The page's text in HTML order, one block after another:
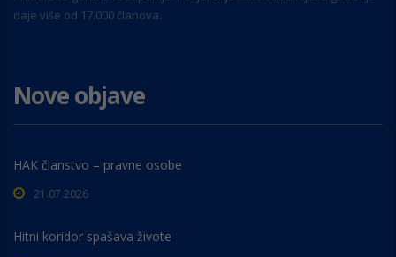
daje više od 17.000 članova.
Nove objave
HAK članstvo – pravne osobe
21.07.2026
Hitni koridor spašava živote